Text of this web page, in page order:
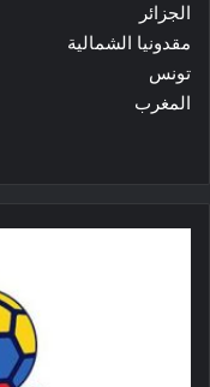
الجزائر
مقدونيا الشمالية
تونس
المغرب